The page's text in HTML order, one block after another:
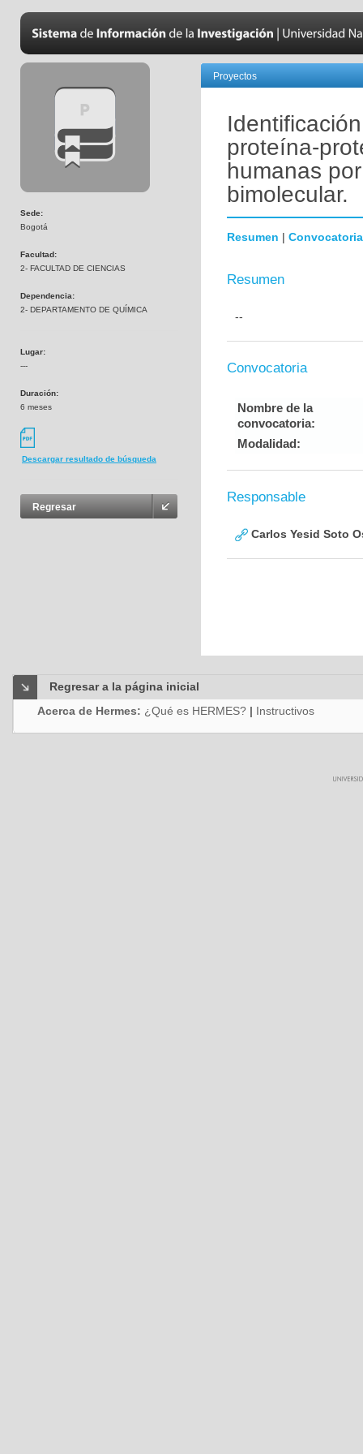
Sede:
Bogotá
Facultad:
2- FACULTAD DE CIENCIAS
Dependencia:
2- DEPARTAMENTO DE QUÍMICA
Lugar:
---
Duración:
6 meses
Descargar resultado de búsqueda
Regresar
Proyectos
proteína-
humanas
bimolecular.
Resumen | Convocatoria
Resumen
--
Convocatoria
Nombre de la
convocatoria:
Modalidad:
Responsable
Carlos Yesid Soto
Regresar a la página inicial
Acerca de Hermes: ¿Qué es HERMES? | Instructivos